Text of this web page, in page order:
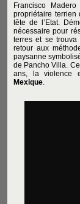
Francisco
propriétaire
tête de l’Etat.
nécessaire pour
terres et se trouva
retour aux
paysanne
de Pancho Villa.
ans, la violence
Mexique.